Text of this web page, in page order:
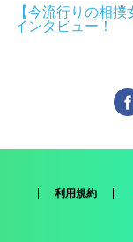
【今流行りの相
インタビュー！
利用規約